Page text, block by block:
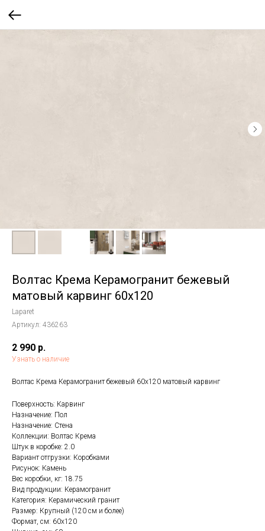
Волтас Крема Керамогранит бежевый
матовый карвинг 60x120
Laparet
Артикул: 436263
2 990 р.
Узнать о наличие
Волтас Крема Керамогранит бежевый 60х120 матовый карвинг
Поверхность: Карвинг
Назначение: Пол
Назначение: Стена
Коллекции: Волтас Крема
Штук в коробке: 2.0
Вариант отгрузки: Коробками
Рисунок: Камень
Вес коробки, кг: 18.75
Вид продукции: Керамогранит
Категория: Керамический гранит
Размер: Крупный (120 см и более)
Формат, см: 60x120